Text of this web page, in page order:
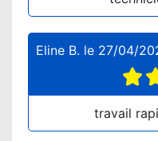
Eline B. le 27/04/
travail